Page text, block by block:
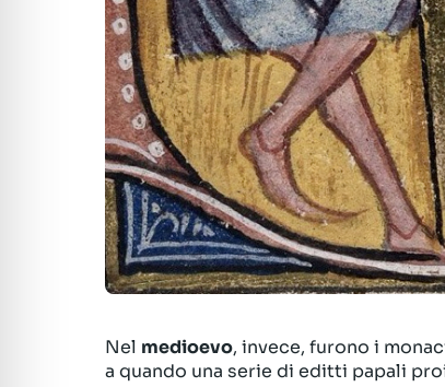
Nel medioevo, invece, furono i
a quando una serie di editti papali